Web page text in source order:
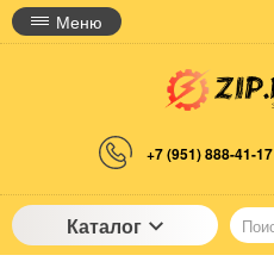
Меню
+7 (951) 888-41-17
Каталог